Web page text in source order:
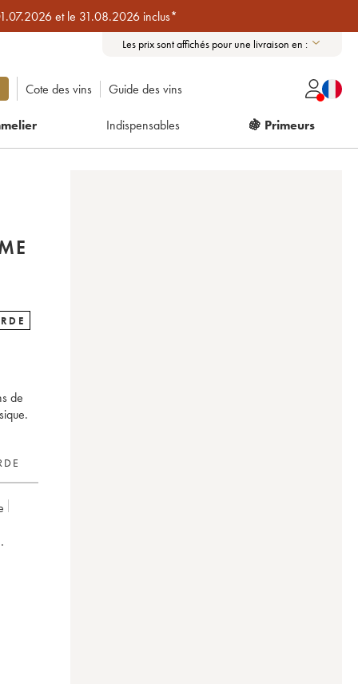
et le 31.08.2026 inclus*
Les prix sont affichés pour une livraison en :
Cote des vins Guide des vins
Indispensables 🍇 Primeurs
de